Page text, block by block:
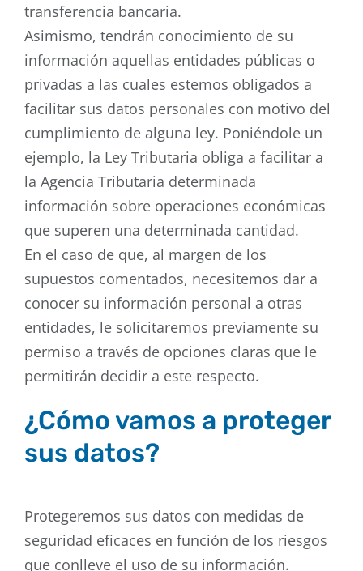
transferencia bancaria.
Asimismo, tendrán conocimiento de su
información aquellas entidades públicas o
privadas a las cuales estemos obligados a
facilitar sus datos personales con motivo del
cumplimiento de alguna ley. Poniéndole un
ejemplo, la Ley Tributaria obliga a facilitar a
la Agencia Tributaria determinada
información sobre operaciones económicas
que superen una determinada cantidad.
En el caso de que, al margen de los
supuestos comentados, necesitemos dar a
conocer su información personal a otras
entidades, le solicitaremos previamente su
permiso a través de opciones claras que le
permitirán decidir a este respecto.
¿Cómo vamos a proteger
sus datos?
Protegeremos sus datos con medidas de
seguridad eficaces en función de los riesgos
que conlleve el uso de su información.